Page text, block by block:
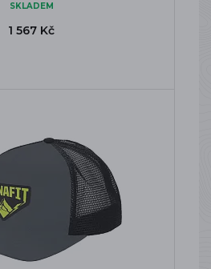
SKLADEM
1 567 Kč